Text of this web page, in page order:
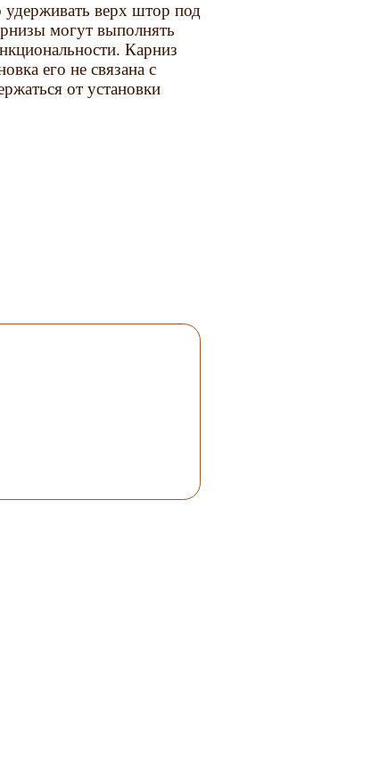
удерживать верх штор под
могут выполнять
Карниз
его не связана с
от установки